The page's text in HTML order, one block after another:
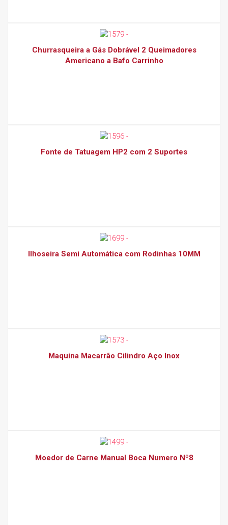
Churrasqueira a Gás Dobrável 2 Queimadores
Americano a Bafo Carrinho
Fonte de Tatuagem HP2 com 2 Suportes
Ilhoseira Semi Automática com Rodinhas 10MM
Maquina Macarrão Cilindro Aço Inox
Moedor de Carne Manual Boca Numero Nº8